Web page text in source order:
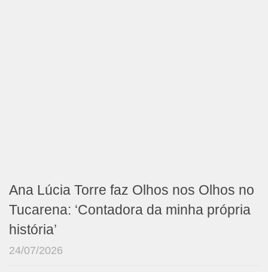
Ana Lúcia Torre faz Olhos nos Olhos no
Tucarena: ‘Contadora da minha própria
história’
24/07/2026